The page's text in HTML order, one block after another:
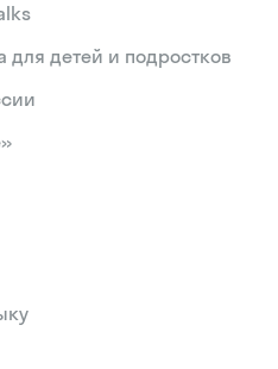
детей и подростков